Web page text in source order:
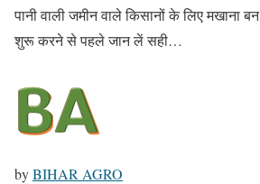
पानी वाली जमीन वाले किसानों के लिए मखाना
शुरू करने से पहले जान लें सही…
byBIHAR AGRO